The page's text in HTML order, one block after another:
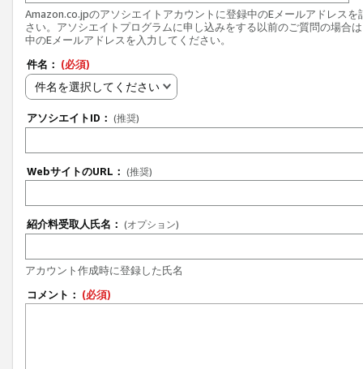
Amazon.co.jpのアソシエイトアカウントに登録中のEメールアドレスを
さい。アソシエイトプログラムに申し込みをする以前のご質問の場合
中のEメールアドレスを入力してください。
件名： (必須)
件名を選択してください
アソシエイトID： (推奨)
WebサイトのURL： (推奨)
紹介料受取人氏名： (オプション)
アカウント作成時に登録した氏名
コメント： (必須)